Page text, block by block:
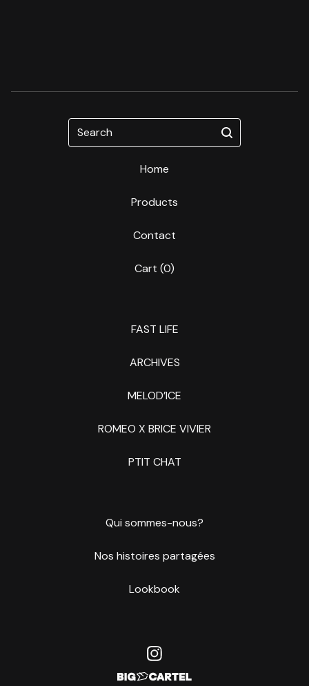
Search
Home
Products
Contact
Cart (0)
FAST LIFE
ARCHIVES
MELOD’ICE
ROMEO X BRICE VIVIER
PTIT CHAT
Qui sommes-nous?
Nos histoires partagées
Lookbook